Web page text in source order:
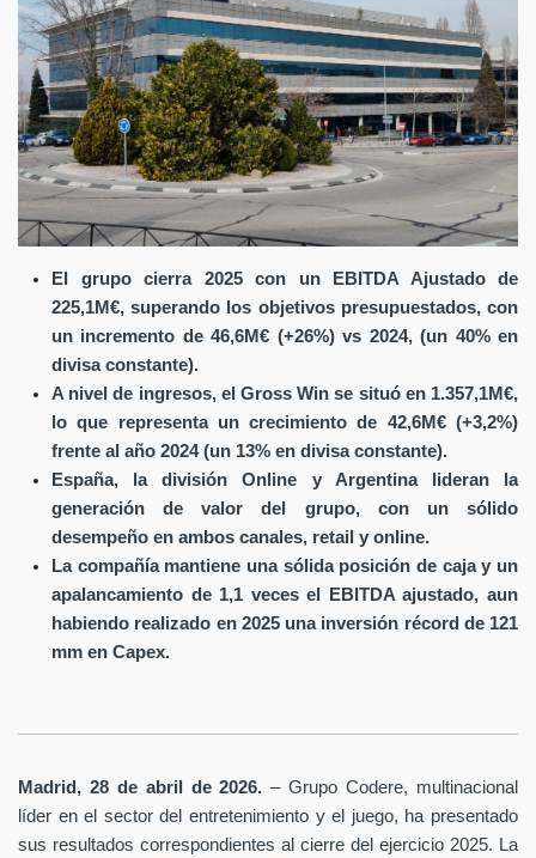
El grupo cierra 2025 con un EBITDA Ajustado de
225,1M€, superando los objetivos presupuestados, con
un incremento de 46,6M€ (+26%) vs 2024, (un 40% en
divisa constante).
A nivel de ingresos, el Gross Win se situó en 1.357,1M€,
lo que representa un crecimiento de 42,6M€ (+3,2%)
frente al año 2024 (un 13% en divisa constante).
España, la división Online y Argentina lideran la
generación de valor del grupo, con un sólido
desempeño en ambos canales, retail y online.
La compañía mantiene una sólida posición de caja y un
apalancamiento de 1,1 veces el EBITDA ajustado, aun
habiendo realizado en 2025 una inversión récord de 121
mm en Capex.
Madrid, 28 de abril de 2026. – Grupo Codere, multinacional
líder en el sector del entretenimiento y el juego, ha presentado
sus resultados correspondientes al cierre del ejercicio 2025. La